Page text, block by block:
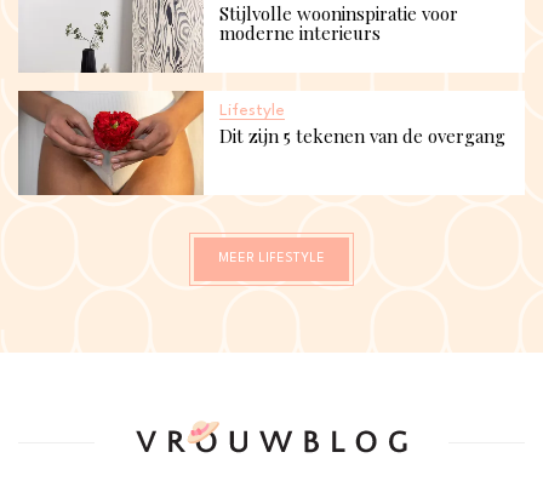
Stijlvolle wooninspiratie voor
moderne interieurs
Lifestyle
Dit zijn 5 tekenen van de overgang
MEER LIFESTYLE